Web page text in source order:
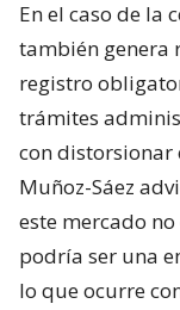
En el caso de la
también genera
registro
trámites
con distorsionar
Muñoz-Sáez
este mercado
podría ser una
lo que ocurre